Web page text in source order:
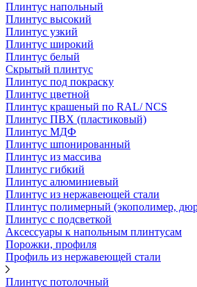
Плинтус напольный
Плинтус высокий
Плинтус узкий
Плинтус широкий
Плинтус белый
Скрытый плинтус
Плинтус под покраску
Плинтус цветной
Плинтус крашеный по RAL/ NCS
Плинтус ПВХ (пластиковый)
Плинтус МДФ
Плинтус шпонированный
Плинтус из массива
Плинтус гибкий
Плинтус алюминиевый
Плинтус из нержавеющей стали
Плинтус полимерный (экополимер,
Плинтус с подсветкой
Аксессуары к напольным плинтусам
Порожки, профиля
Профиль из нержавеющей стали
Плинтус потолочный